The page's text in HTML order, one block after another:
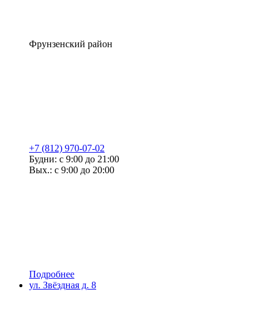
Фрунзенский район
+7 (812) 970-07-02
Будни: с 9:00 до 21:00
Вых.: с 9:00 до 20:00
Подробнее
ул. Звёздная д. 8